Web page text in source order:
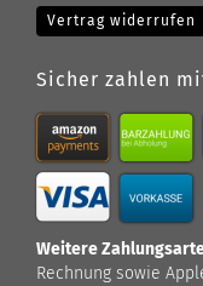
Vertrag widerrufen
Sicher zahlen
Weitere
Rechnung sowie